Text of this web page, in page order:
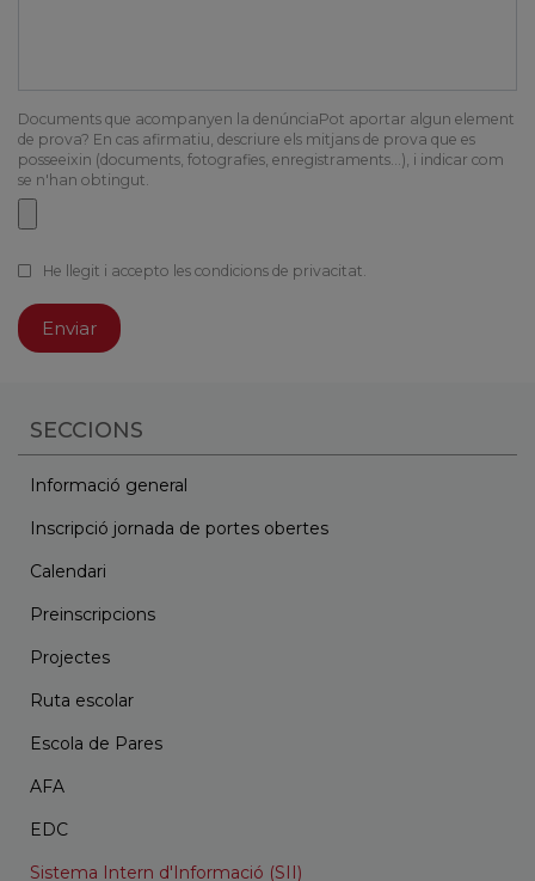
Documents que acompanyen la denúnciaPot aportar algun element
de prova? En cas afirmatiu, descriure els mitjans de prova que es
posseeixin (documents, fotografies, enregistraments…), i indicar com
se n'han obtingut.
He llegit i accepto les condicions de privacitat.
Enviar
SECCIONS
Informació general
Inscripció jornada de portes obertes
Calendari
Preinscripcions
Projectes
Ruta escolar
Escola de Pares
AFA
EDC
Sistema Intern d'Informació (SII)